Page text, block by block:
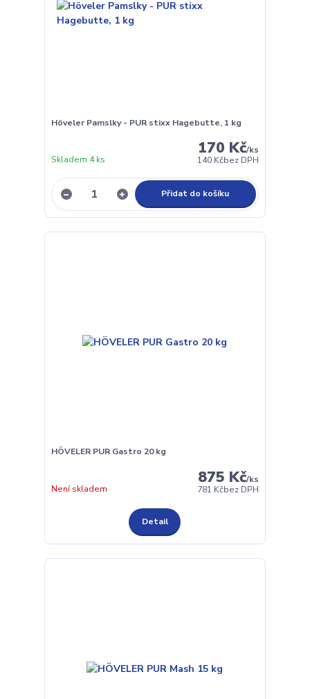
Höveler Pamslky - PUR stixx Hagebutte, 1 kg
170 Kč/ks
140 Kčbez DPH
Skladem 4 ks
Přidat do košíku
HÖVELER PUR Gastro 20 kg
875 Kč/ks
781 Kčbez DPH
Není skladem
Detail